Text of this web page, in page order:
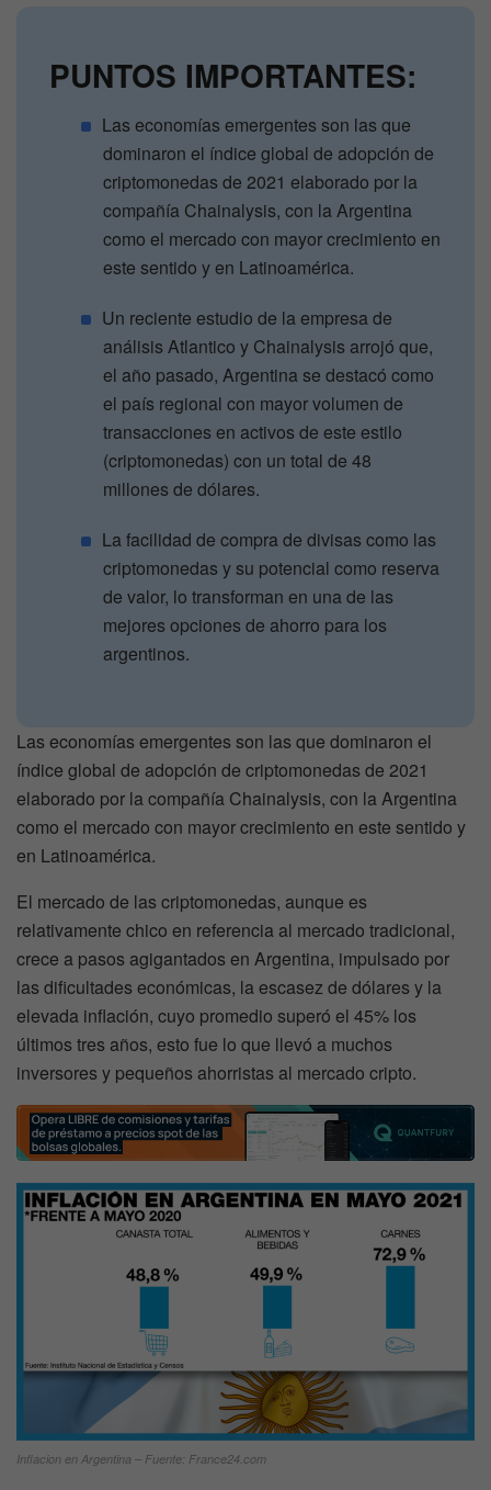
PUNTOS IMPORTANTES:
Las economías emergentes son las que
dominaron el índice global de adopción de
criptomonedas de 2021 elaborado por la
compañía Chainalysis, con la Argentina
como el mercado con mayor crecimiento en
este sentido y en Latinoamérica.
Un reciente estudio de la empresa de
análisis Atlantico y Chainalysis arrojó que,
el año pasado, Argentina se destacó como
el país regional con mayor volumen de
transacciones en activos de este estilo
(criptomonedas) con un total de 48
millones de dólares.
La facilidad de compra de divisas como las
criptomonedas y su potencial como reserva
de valor, lo transforman en una de las
mejores opciones de ahorro para los
argentinos.
Las economías emergentes son las que dominaron el
índice global de adopción de criptomonedas de 2021
elaborado por la compañía Chainalysis, con la Argentina
como el mercado con mayor crecimiento en este sentido y
en Latinoamérica.
El mercado de las criptomonedas, aunque es
relativamente chico en referencia al mercado tradicional,
crece a pasos agigantados en Argentina, impulsado por
las dificultades económicas, la escasez de dólares y la
elevada inflación, cuyo promedio superó el 45% los
últimos tres años, esto fue lo que llevó a muchos
inversores y pequeños ahorristas al mercado cripto.
Inflacion en Argentina – Fuente: France24.com